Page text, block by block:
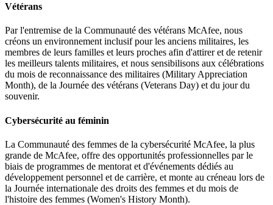
Vétérans
Par l'entremise de la Communauté des vétérans McAfee, nous
créons un environnement inclusif pour les anciens militaires, les
membres de leurs familles et leurs proches afin d'attirer et de retenir
les meilleurs talents militaires, et nous sensibilisons aux célébrations
du mois de reconnaissance des militaires (Military Appreciation
Month), de la Journée des vétérans (Veterans Day) et du jour du
souvenir.
Cybersécurité au féminin
La Communauté des femmes de la cybersécurité McAfee, la plus
grande de McAfee, offre des opportunités professionnelles par le
biais de programmes de mentorat et d'événements dédiés au
développement personnel et de carrière, et monte au créneau lors de
la Journée internationale des droits des femmes et du mois de
l'histoire des femmes (Women's History Month).